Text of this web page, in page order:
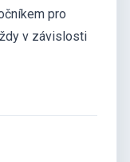
pro
v závislosti